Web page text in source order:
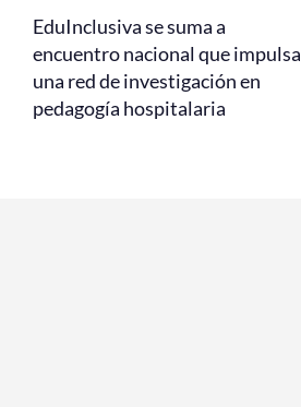
EduInclusiva se suma a
encuentro nacional que impulsa
una red de investigación en
pedagogía hospitalaria